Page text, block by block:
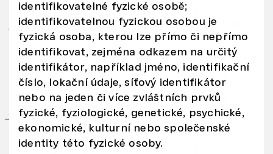
identifikovatelné fyzické osobě;
identifikovatelnou fyzickou osobou je
fyzická osoba, kterou lze přímo či nepřímo
identifikovat, zejména odkazem na určitý
identifikátor, například jméno, identifikační
číslo, lokační údaje, síťový identifikátor
nebo na jeden či více zvláštních prvků
fyzické, fyziologické, genetické, psychické,
ekonomické, kulturní nebo společenské
identity této fyzické osoby.
á
ní
w
e
b
o
v
ý
c